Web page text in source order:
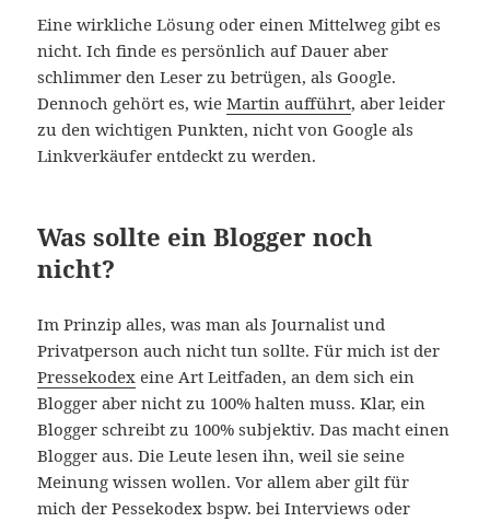
Eine wirkliche Lösung oder einen Mittelweg gibt es
nicht. Ich finde es persönlich auf Dauer aber
schlimmer den Leser zu betrügen, als Google.
Dennoch gehört es, wieMartin aufführt, aber leider
zu den wichtigen Punkten, nicht von Google als
Linkverkäufer entdeckt zu werden.
Was sollte ein Blogger noch
nicht?
Im Prinzip alles, was man als Journalist und
Privatperson auch nicht tun sollte. Für mich ist der
Pressekodex eine Art Leitfaden, an dem sich ein
Blogger aber nicht zu 100% halten muss. Klar, ein
Blogger schreibt zu 100% subjektiv. Das macht einen
Blogger aus. Die Leute lesen ihn, weil sie seine
Meinung wissen wollen. Vor allem aber gilt für
mich der Pessekodex bspw. bei Interviews oder